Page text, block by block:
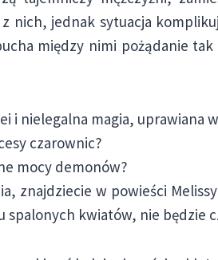
nich, jednak sytuacja
między nimi pożądanie
i nielegalna magia, uprawiana
czarownic?
mocy demonów?
znajdziecie w powieści
spalonych kwiatów, nie będzie